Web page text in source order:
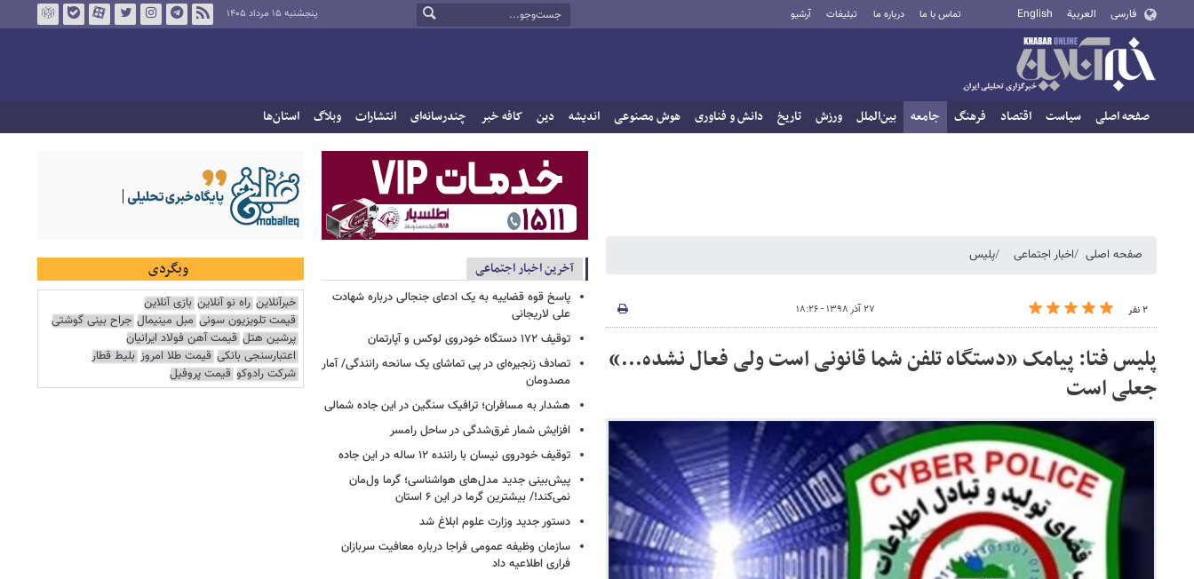
فارسی العربية English تماس با ما درباره ما تبلیغات آرشیو پنجشنبه ۱۵ مرداد ۱۴۰۵
صفحه اصلی سیاست اقتصاد فرهنگ جامعه بین‌الملل ورزش تاریخ دانش و فناوری هوش مصنوعی اندیشه دین کافه خبر چندرسانه‌ای انتشارات وبلاگ استان‌ها
صفحه اصلی اخبار اجتماعی پلیس
۲ نفر ۲۷ آذر ۱۳۹۸ - ۱۸:۲۶
پلیس فتا: پیامک «دستگاه تلفن شما قانونی است ولی فعال نشده...»
جعلی است
آخرین اخبار اجتماعی
پاسخ قوه قضاییه به یک ادعای جنجالی درباره شهادت
علی لاریجانی
توقیف ۱۷۲ دستگاه خودروی لوکس و آپارتمان
تصادف زنجیره‌ای در پی تماشای یک سانحه رانندگی/ آمار
مصدومان
هشدار به مسافران؛ ترافیک سنگین در این جاده شمالی
افزایش شمار غرق‌شدگی در ساحل رامسر
توقیف خودروی نیسان با راننده ۱۲ ساله در این جاده
پیش‌بینی جدید مدل‌های هواشناسی؛ گرما ول‌مان
نمی‌کند!/ بیشترین گرما در این ۶ استان
دستور جدید وزارت علوم ابلاغ شد
سازمان وظیفه عمومی فراجا درباره معافیت سربازان
فراری اطلاعیه داد
وبگردی
خبرآنلاین راه نو آنلاین بازی آنلاین
قیمت تلویزیون سونی مبل مینیمال جراح بینی گوشتی
پرشین هتل قیمت آهن فولاد ایرانیان
اعتبارسنجی بانکی قیمت طلا امروز بلیط قطار
شرکت رادوکو قیمت پروفیل